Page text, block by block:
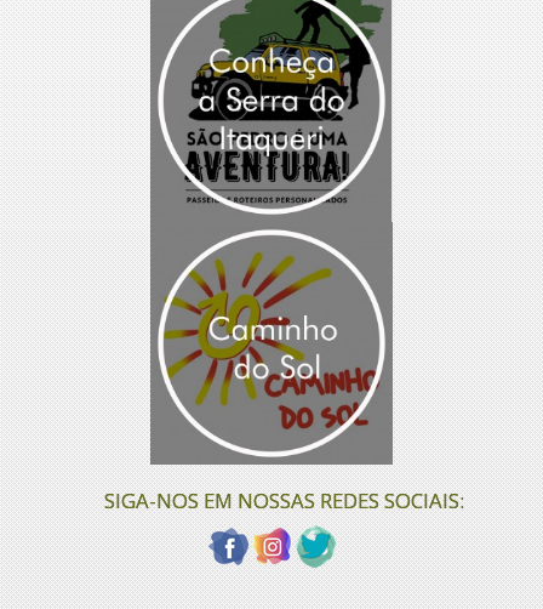
SIGA-NOS EM NOSSAS REDES SOCIAIS: